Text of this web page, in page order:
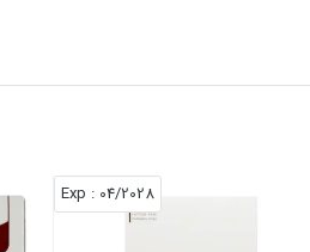
04/2028
: Exp